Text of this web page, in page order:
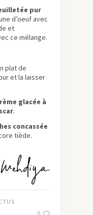
pur
d’oeuf avec
et
ce mélange.
plat de
et la laisser
glacée à
.
concassée
tiède.